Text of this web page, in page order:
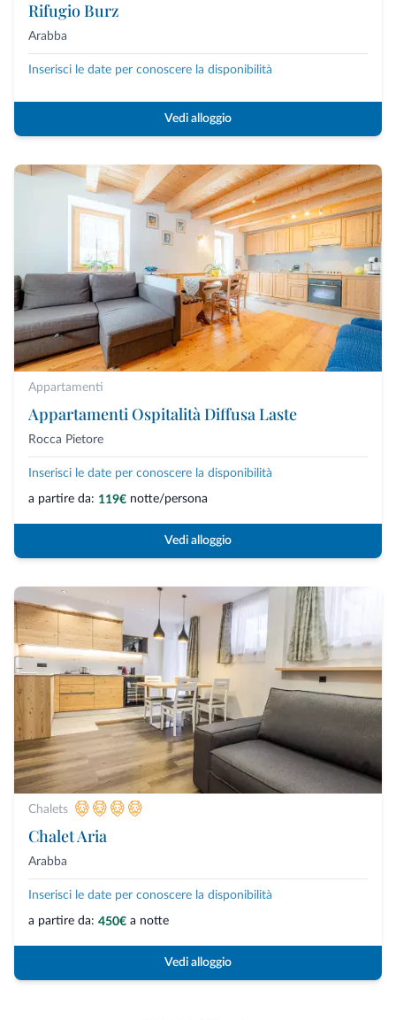
Rifugio Burz
Arabba
Inserisci le date per conoscere la disponibilità
Vedi alloggio
Appartamenti
Appartamenti Ospitalità Diffusa Laste
Rocca Pietore
Inserisci le date per conoscere la disponibilità
a partire da: 119€ notte/persona
Vedi alloggio
Chalets
Chalet Aria
Arabba
Inserisci le date per conoscere la disponibilità
a partire da: 450€ a notte
Vedi alloggio